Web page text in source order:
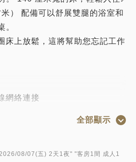
） 配備可以舒展雙腿的浴室和
。
床上放鬆，這將幫助您忘記工作
網絡連接
接器和用於連接的電纜。服務是
全部顯示
08/07(五) 2天1夜" "客房1間 成人1